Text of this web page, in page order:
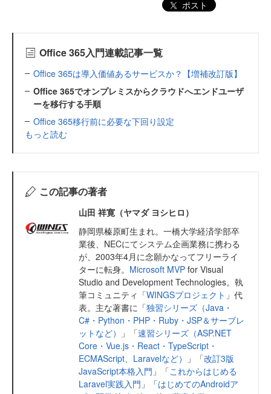
ポスト
Office 365入門連載記事一覧
Office 365は導入価値あるサービスか？【増補改訂版】
Office 365でオンプレミスからクラウドへエンドユーザ
ーを移行する手順
Office 365移行前に必要な下回り設定
もっと読む
この記事の著者
山田 祥寛（ヤマダ ヨシヒロ）
静岡県榛原町生まれ。一橋大学経済学部卒
業後、NECにてシステム企画業務に携わる
が、2003年4月に念願かなってフリーライ
ターに転身。 Microsoft MVP for Visual
Studio and Development Technologies。執
筆コミュニティ「WINGSプロジェクト 」代
表。主な著書に「独習シリーズ（Java・
C#・Python・PHP・Ruby・JSP＆サーブレ
ットなど）
」「速習シリーズ（ASP.NET
Core・Vue.js・React・TypeScript・
ECMAScript、Laravelなど）
」「改訂3版
JavaScript本格入門 」「これからはじめる
Laravel実践入門 」「はじめてのAndroidア